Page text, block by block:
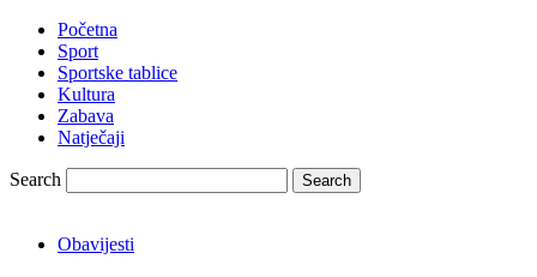
Početna
Sport
Sportske tablice
Kultura
Zabava
Natječaji
Search
Obavijesti